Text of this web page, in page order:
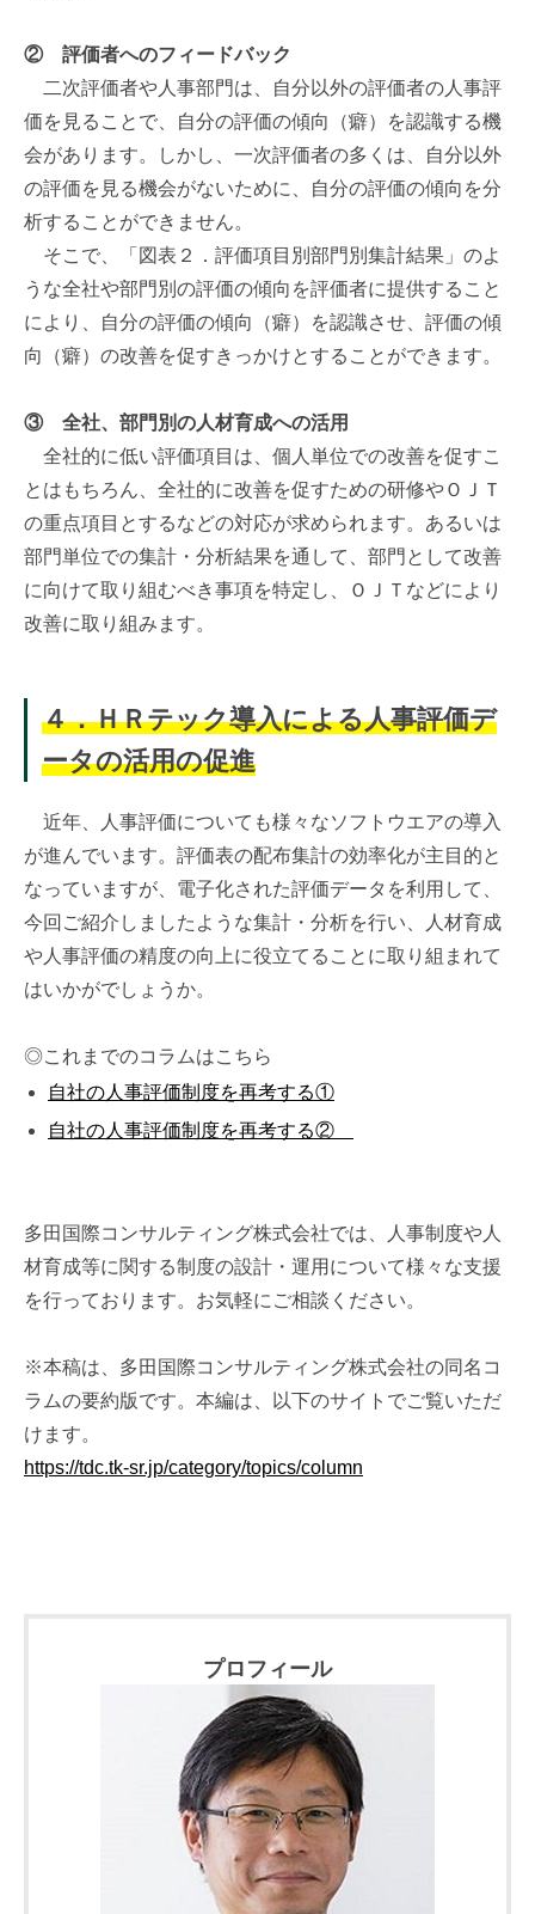
②
評価者へのフィードバック
二次評価者や人事部門は、自分以外の評価者の人事評
価を見ることで、自分の評価の傾向（癖）を認識する機
会があります。しかし、一次評価者の多くは、自分以外
の評価を見る機会がないために、自分の評価の傾向を分
析することができません。
そこで、「図表２．評価項目別部門別集計結果」のよ
うな全社や部門別の評価の傾向を評価者に提供すること
により、自分の評価の傾向（癖）を認識させ、評価の傾
向（癖）の改善を促すきっかけとすることができます。
③
全社、部門別の人材育成への活用
全社的に低い評価項目は、個人単位での改善を促すこ
とはもちろん、全社的に改善を促すための研修やＯＪＴ
の重点項目とするなどの対応が求められます。あるいは
部門単位での集計・分析結果を通して、部門として改善
に向けて取り組むべき事項を特定し、ＯＪＴなどにより
改善に取り組みます。
４．ＨＲテック導入による人事評価デ
ータの活用の促進
近年、人事評価についても様々なソフトウエアの導入
が進んでいます。評価表の配布集計の効率化が主目的と
なっていますが、電子化された評価データを利用して、
今回ご紹介しましたような集計・分析を行い、人材育成
や人事評価の精度の向上に役立てることに取り組まれて
はいかがでしょうか。
◎これまでのコラムはこちら
自社の人事評価制度を再考する①
自社の人事評価制度を再考する②
多田国際コンサルティング株式会社では、人事制度や人
材育成等に関する制度の設計・運用について様々な支援
を行っております。お気軽にご相談ください。
※本稿は、多田国際コンサルティング株式会社の同名コ
ラムの要約版です。本編は、以下のサイトでご覧いただ
けます。
https://tdc.tk-sr.jp/category/topics/column
プロフィール